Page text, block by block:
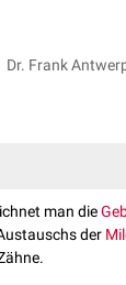
Dr. Frank
man die
der